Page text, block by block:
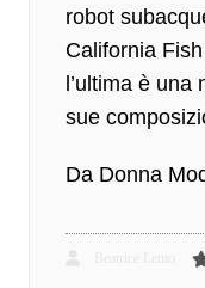
robot
California
l’ultima è
sue
Da Donna